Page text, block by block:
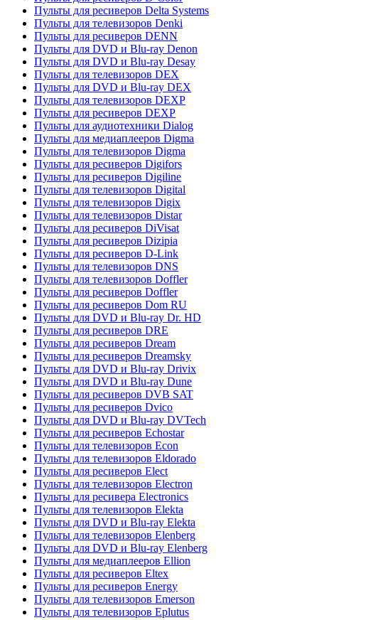
Пульты для ресиверов Delta Systems
Пульты для телевизоров Denki
Пульты для ресиверов DENN
Пульты для DVD и Blu-ray Denon
Пульты для DVD и Blu-ray Desay
Пульты для телевизоров DEX
Пульты для DVD и Blu-ray DEX
Пульты для телевизоров DEXP
Пульты для ресиверов DEXP
Пульты для аудиотехники Dialog
Пульты для медиаплееров Digma
Пульты для телевизоров Digma
Пульты для ресиверов Digifors
Пульты для ресиверов Digiline
Пульты для телевизоров Digital
Пульты для телевизоров Digix
Пульты для телевизоров Distar
Пульты для ресиверов DiVisat
Пульты для ресиверов Dizipia
Пульты для ресиверов D-Link
Пульты для телевизоров DNS
Пульты для телевизоров Doffler
Пульты для ресиверов Doffler
Пульты для ресиверов Dom RU
Пульты для DVD и Blu-ray Dr. HD
Пульты для ресиверов DRE
Пульты для ресиверов Dream
Пульты для ресиверов Dreamsky
Пульты для DVD и Blu-ray Drivix
Пульты для DVD и Blu-ray Dune
Пульты для ресиверов DVB SAT
Пульты для ресиверов Dvico
Пульты для DVD и Blu-ray DVTech
Пульты для ресиверов Echostar
Пульты для телевизоров Econ
Пульты для телевизоров Eldorado
Пульты для ресиверов Elect
Пульты для телевизоров Electron
Пульты для ресивера Electronics
Пульты для телевизоров Elekta
Пульты для DVD и Blu-ray Elekta
Пульты для телевизоров Elenberg
Пульты для DVD и Blu-ray Elenberg
Пульты для медиаплееров Ellion
Пульты для ресиверов Eltex
Пульты для ресиверов Energy
Пульты для телевизоров Emerson
Пульты для телевизоров Eplutus